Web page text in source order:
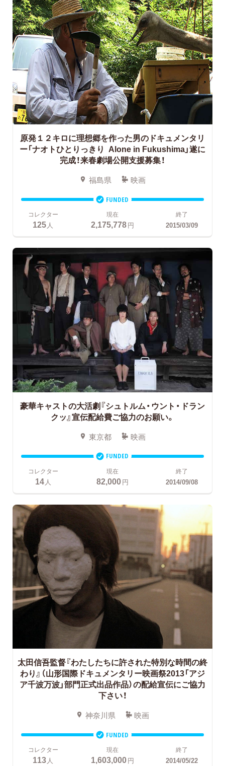
原発１２キロに理想郷を作った男のドキュメンタリ
ー「ナオトひとりっきり Alone in Fukushima」遂に
完成！来春劇場公開支援募集！
福島県 映画
FUNDED
コレクター
125人
現在
2,175,778円
終了
2015/03/09
豪華キャストの大活劇『シュトルム・ウント・ドラン
クッ』宣伝配給費ご協力のお願い。
東京都 映画
FUNDED
コレクター
14 人
現在
82,000円
終了
2014/09/08
太田信吾監督『わたしたちに許された特別な時間の終
わり』（山形国際ドキュメンタリー映画祭2013「アジ
ア千波万波」部門正式出品作品）の配給宣伝にご協力
下さい！
神奈川県 映画
FUNDED
コレクター
113人
現在
1,603,000円
終了
2014/05/22